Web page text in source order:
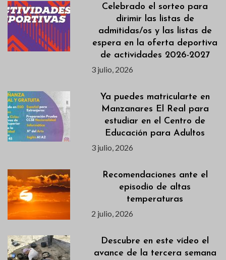
Celebrado el sorteo para
dirimir las listas de
admitidas/os y las listas de
espera en la oferta deportiva
de actividades 2026-2027
3 julio, 2026
Ya puedes matricularte en
Manzanares El Real para
estudiar en el Centro de
Educación para Adultos
3 julio, 2026
Recomendaciones ante el
episodio de altas
temperaturas
2 julio, 2026
Descubre en este vídeo el
avance de la tercera semana